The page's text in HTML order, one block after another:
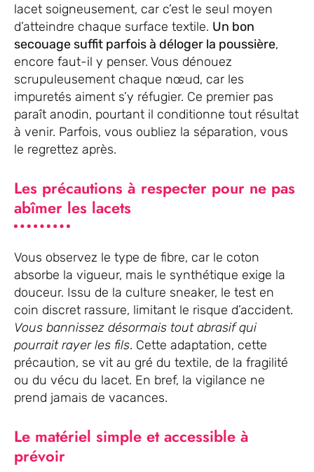
lacet soigneusement, car c’est le seul moyen
d’atteindre chaque surface textile. Un bon
secouage suffit parfois à déloger la poussière,
encore faut-il y penser. Vous dénouez
scrupuleusement chaque nœud, car les
impuretés aiment s’y réfugier. Ce premier pas
paraît anodin, pourtant il conditionne tout résultat
à venir. Parfois, vous oubliez la séparation, vous
le regrettez après.
Les précautions à respecter pour ne pas
abîmer les lacets
Vous observez le type de fibre, car le coton
absorbe la vigueur, mais le synthétique exige la
douceur. Issu de la culture sneaker, le test en
coin discret rassure, limitant le risque d’accident.
Vous bannissez désormais tout abrasif qui
pourrait rayer les fils. Cette adaptation, cette
précaution, se vit au gré du textile, de la fragilité
ou du vécu du lacet. En bref, la vigilance ne
prend jamais de vacances.
Le matériel simple et accessible à
prévoir